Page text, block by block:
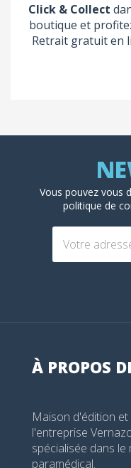
Click & Collect
boutique et
Retrait gratuit en
Vous pouvez vous
politique de
À PROPOS
Maison d'édition
l'entreprise
spécialisée dans le
paramédical.